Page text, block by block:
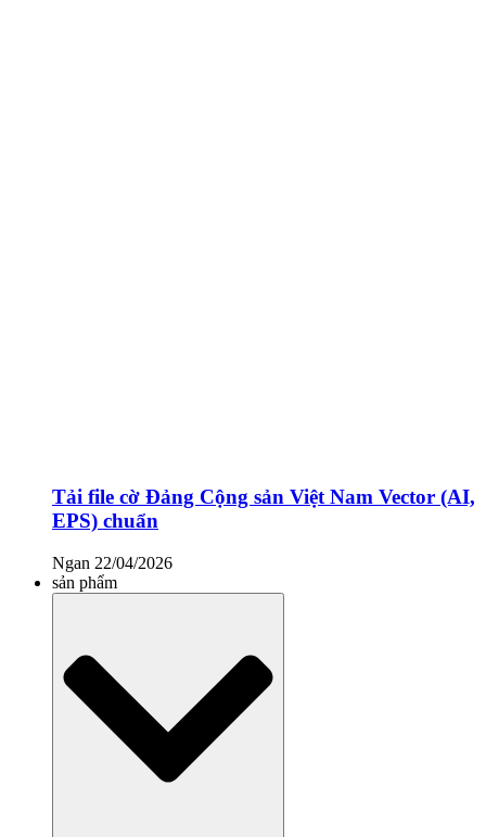
Tải file cờ Đảng Cộng sản Việt Nam Vector (AI,
EPS) chuẩn
Ngan 22/04/2026
sản phẩm